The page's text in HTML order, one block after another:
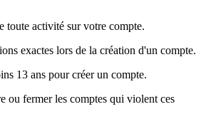
toute activité sur votre compte.
exactes lors de la création d'un compte.
13 ans pour créer un compte.
ou fermer les comptes qui violent ces